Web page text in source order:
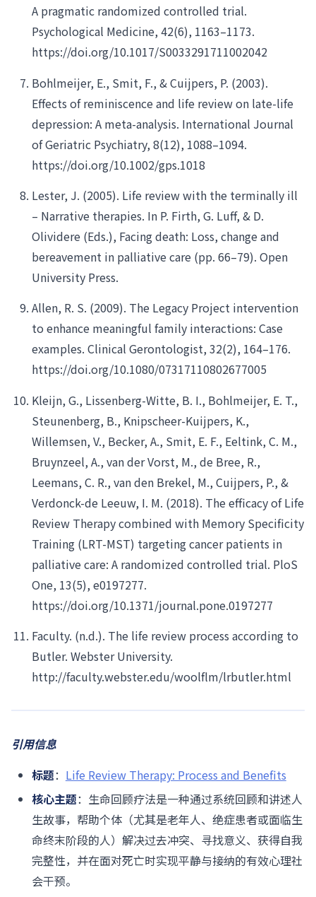
A pragmatic randomized controlled trial.
Psychological Medicine, 42(6), 1163–1173.
https://doi.org/10.1017/S0033291711002042
Bohlmeijer, E., Smit, F., & Cuijpers, P. (2003).
Effects of reminiscence and life review on late-life
depression: A meta-analysis. International Journal
of Geriatric Psychiatry, 8(12), 1088–1094.
https://doi.org/10.1002/gps.1018
Lester, J. (2005). Life review with the terminally ill
– Narrative therapies. In P. Firth, G. Luff, & D.
Olividere (Eds.), Facing death: Loss, change and
bereavement in palliative care (pp. 66–79). Open
University Press.
Allen, R. S. (2009). The Legacy Project intervention
to enhance meaningful family interactions: Case
examples. Clinical Gerontologist, 32(2), 164–176.
https://doi.org/10.1080/07317110802677005
Kleijn, G., Lissenberg-Witte, B. I., Bohlmeijer, E. T.,
Steunenberg, B., Knipscheer-Kuijpers, K.,
Willemsen, V., Becker, A., Smit, E. F., Eeltink, C. M.,
Bruynzeel, A., van der Vorst, M., de Bree, R.,
Leemans, C. R., van den Brekel, M., Cuijpers, P., &
Verdonck-de Leeuw, I. M. (2018). The efficacy of Life
Review Therapy combined with Memory Specificity
Training (LRT-MST) targeting cancer patients in
palliative care: A randomized controlled trial. PloS
One, 13(5), e0197277.
https://doi.org/10.1371/journal.pone.0197277
Faculty. (n.d.). The life review process according to
Butler. Webster University.
http://faculty.webster.edu/woolflm/lrbutler.html
引用信息
标题： Life Review Therapy: Process and Benefits
核心主题：生命回顾疗法是一种通过系统回顾和讲述人
生故事，帮助个体（尤其是老年人、绝症患者或面临生
命终末阶段的人）解决过去冲突、寻找意义、获得自我
完整性，并在面对死亡时实现平静与接纳的有效心理社
会干预。